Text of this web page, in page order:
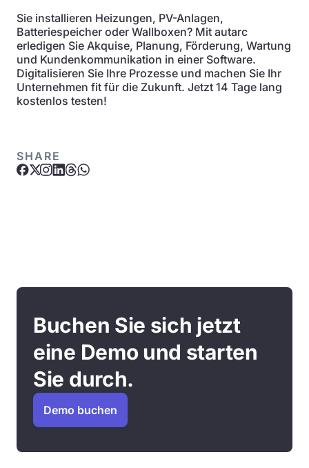
Sie installieren Heizungen, PV-Anlagen,
Batteriespeicher oder Wallboxen? Mit autarc
erledigen Sie Akquise, Planung, Förderung, Wartung
und Kundenkommunikation in einer Software.
Digitalisieren Sie Ihre Prozesse und machen Sie Ihr
Unternehmen fit für die Zukunft. Jetzt 14 Tage lang
kostenlos testen!
SHARE
Buchen Sie sich jetzt
eine Demo und starten
Sie durch.
Demo buchen